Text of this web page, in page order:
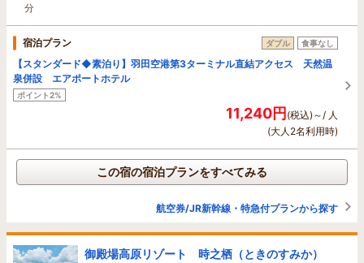
分
宿泊プラン ダブル 食事なし
【スタンダード◆素泊り】羽田空港第3ターミナル直結アクセス 天然温
泉併設 エアポートホテル
ポイント2%
11,240円(税込)～/ 人
(大人2名利用時)
この宿の宿泊プランをすべてみる
航空券/JR新幹線・特急付プランから探す
御殿場高原リゾート 時之栖（ときのすみか）